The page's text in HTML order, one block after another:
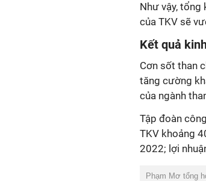
Như vậy, tổng
của TKV sẽ
Kết quả
Cơn sốt than
tăng cường
của ngành
Tập đoàn
TKV khoảng
2022; lợi
Phạm Mơ tổng